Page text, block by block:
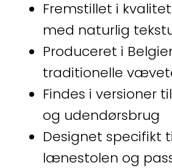
Fremstillet i
med naturlig
Produceret i
traditionelle
Findes i versioner
og udendørsbrug
Designet specifikt
lænestolen og